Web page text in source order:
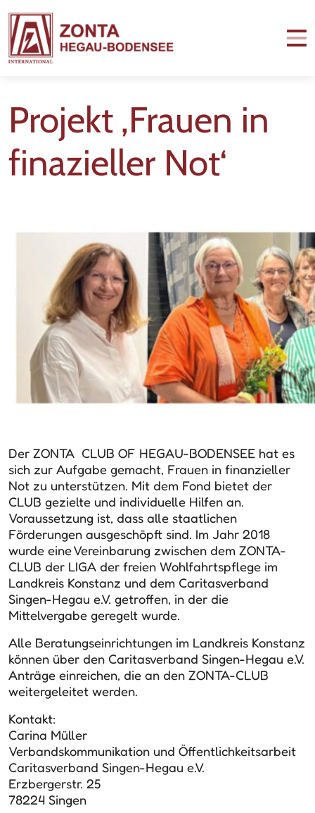
Projekt ‚Frauen in
finazieller Not‘
Der ZONTA CLUB OF HEGAU-BODENSEE hat es
sich zur Aufgabe gemacht, Frauen in finanzieller
Not zu unterstützen. Mit dem Fond bietet der
CLUB gezielte und individuelle Hilfen an.
Voraussetzung ist, dass alle staatlichen
Förderungen ausgeschöpft sind. Im Jahr 2018
wurde eine Vereinbarung zwischen dem ZONTA-
CLUB der LIGA der freien Wohlfahrtspflege im
Landkreis Konstanz und dem Caritasverband
Singen-Hegau e.V. getroffen, in der die
Mittelvergabe geregelt wurde.
Alle Beratungseinrichtungen im Landkreis Konstanz
können über den Caritasverband Singen-Hegau e.V.
Anträge einreichen, die an den ZONTA-CLUB
weitergeleitet werden.
Kontakt:
Carina Müller
Verbandskommunikation und Öffentlichkeitsarbeit
Caritasverband Singen-Hegau e.V.
Erzbergerstr. 25
78224 Singen